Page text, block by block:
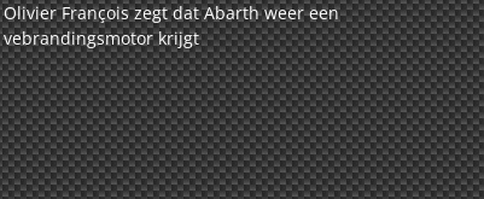
Olivier François zegt dat Abarth weer een
vebrandingsmotor krijgt